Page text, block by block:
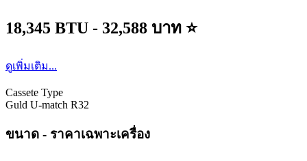
18,345 BTU - 32,588 บาท ⭐
ดูเพิ่มเติม...
Cassete Type
Guld U-match R32
ขนาด - ราคาเฉพาะเครื่อง